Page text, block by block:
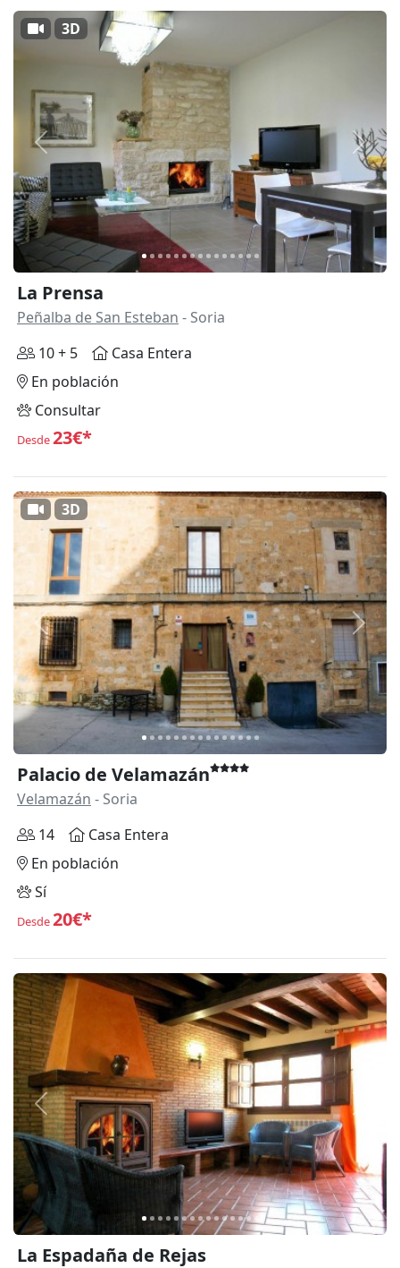
Anterior
3D
La Prensa
Peñalba de San Esteban - Soria
10 + 5
Casa Entera
En población
Consultar
Desde23€*
Anterior
3D
Palacio de Velamazán
Velamazán - Soria
14
Casa Entera
En población
Sí
Desde20€*
Anterior
La Espadaña de Rejas